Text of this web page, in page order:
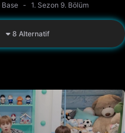
Base 1. Sezon 9. Bölüm
8 Alternatif